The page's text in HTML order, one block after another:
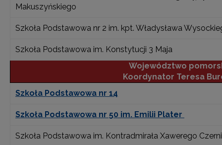
Makuszyńskiego
Szkoła Podstawowa nr 2 im. kpt. Władysława
Szkoła Podstawowa im. Konstytucji 3 Maja
Województwo
Koordynator Teresa
Szkoła Podstawowa nr 14
Szkoła Podstawowa nr 50 im. Emilii Plater
Szkoła Podstawowa im. Kontradmirała Xawerego